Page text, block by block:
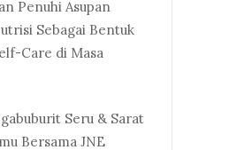
Penuhi Asupan
Sebagai Bentuk
Care di Masa
Seru & Sarat
Bersama JNE